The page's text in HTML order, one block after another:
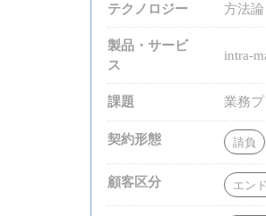
テクノロジー 方法
製品・サービ
ス
intra-
課題 業務
契約形態 請負
顧客区分 エン